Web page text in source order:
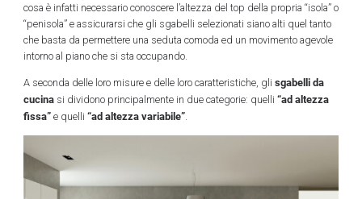
cosa è infatti necessario conoscere l’altezza del top della propria “isola” o
“penisola” e assicurarsi che gli sgabelli selezionati siano alti quel tanto
che basta da permettere una seduta comoda ed un movimento agevole
intorno al piano che si sta occupando.
A seconda delle loro misure e delle loro caratteristiche, gli sgabelli da
cucinasi dividono principalmente in due categorie: quelli “ad altezza
fissa”e quelli “ad altezza variabile”.